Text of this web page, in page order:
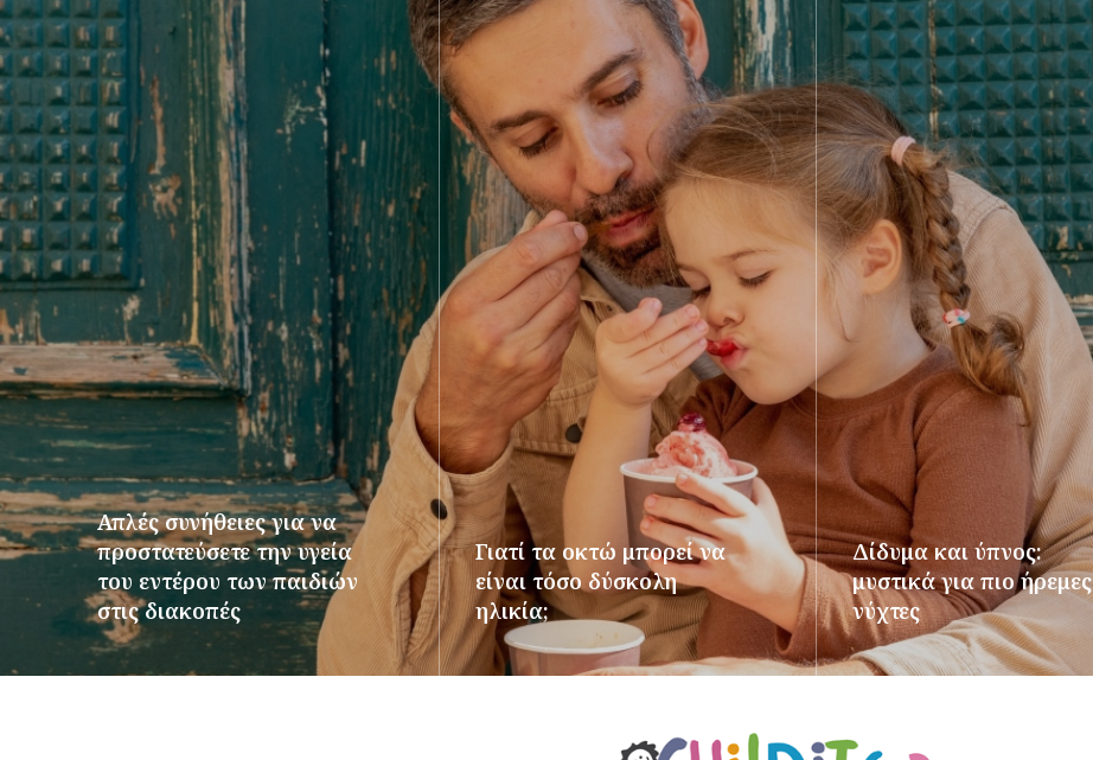
Απλές συνήθειες για να
προστατεύσετε την υγεία
του εντέρου των παιδιών
στις διακοπές
ΠΕΡΙΣΣΌΤΕΡΑ
Γιατί τα οκτώ μπορεί να
είναι τόσο δύσκολη
ηλικία;
ΠΕΡΙΣΣΌΤΕΡΑ
Δίδυμα και ύπνος:
μυστικά για πιο ήρεμες
νύχτες
ΠΕΡΙΣΣΌΤΕΡΑ